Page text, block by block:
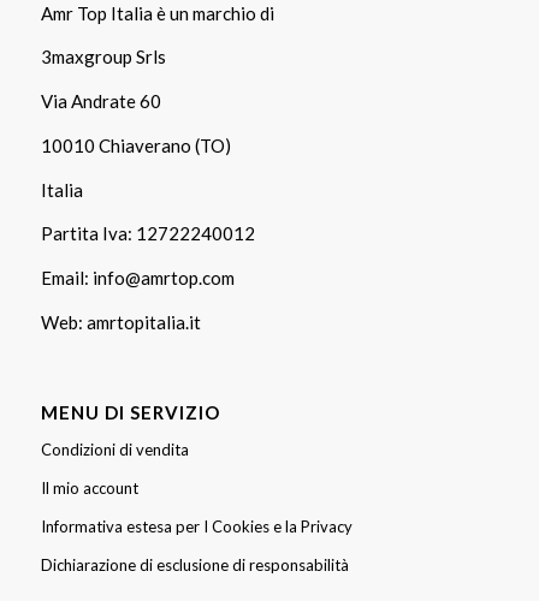
Amr Top Italia è un marchio di
3maxgroup Srls
Via Andrate 60
10010 Chiaverano (TO)
Italia
Partita Iva: 12722240012
Email: info@amrtop.com
Web: amrtopitalia.it
MENU DI SERVIZIO
Condizioni di vendita
Il mio account
Informativa estesa per I Cookies e la Privacy
Dichiarazione di esclusione di responsabilità